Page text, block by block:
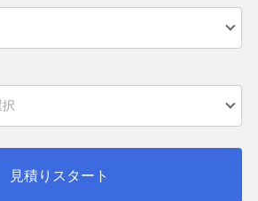
見積りスタート